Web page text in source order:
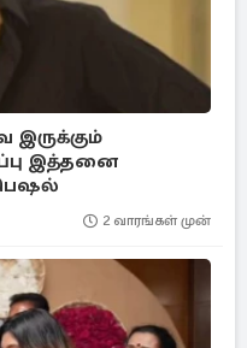
இருக்கும்
இத்தனை
2 வாரங்கள் முன்